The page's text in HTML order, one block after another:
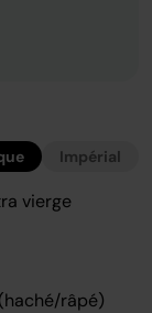
Impérial
vierge
râpé)